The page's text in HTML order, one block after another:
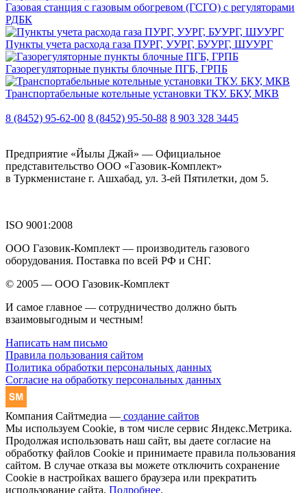
Газовая станция с газовым обогревом (ГСГО) с регуляторами
РДБК
Пункты учета расхода газа ПУРГ, УУРГ, БУУРГ, ШУУРГ
Газорегуляторные пункты блочные ПГБ, ГРПБ
Транспортабельные котельные установки ТКУ. БКУ, МКВ
8 (8452) 95-62-00 8 (8452) 95-50-88 8 903 328 3445
Предприятие «Йылы Джай» — Официальное
представительство ООО «Газовик-Комплект»
в Туркменистане г. Ашхабад, ул. 3-ей Пятилетки, дом 5.
ISO 9001:2008
ООО Газовик-Комплект — производитель газового
оборудования. Поставка по всей РФ и СНГ.
© 2005 — ООО Газовик-Комплект
И самое главное — сотрудничество должно быть
взаимовыгодным и честным!
Написать нам письмо
Правила пользования сайтом
Политика обработки персональных данных
Согласие на обработку персональных данных
Компания Сайтмедиа — создание сайтов
Мы используем Cookie, в том числе сервис Яндекс.Метрика.
Продолжая использовать наш сайт, вы даете согласие на
обработку файлов Cookie и принимаете правила пользования
сайтом. В случае отказа вы можете отключить сохранение
Cookie в настройках вашего браузера или прекратить
использование сайта. Подробнее.